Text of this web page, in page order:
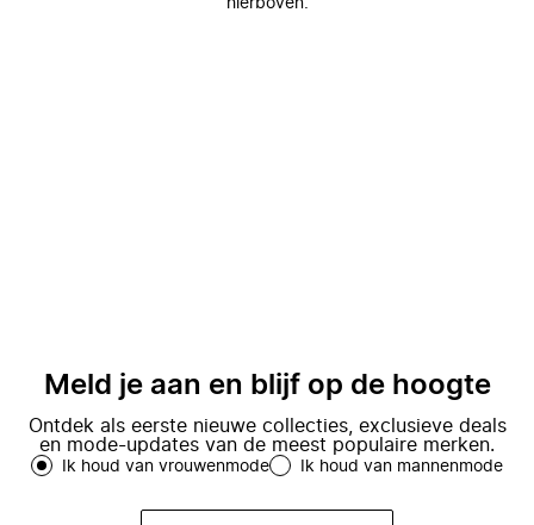
hierboven.
Meld je aan en blijf op de hoogte
Ontdek als eerste nieuwe collecties, exclusieve deals
en mode-updates van de meest populaire merken.
Ik houd van vrouwenmode Ik houd van mannenmode